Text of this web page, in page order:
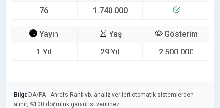
76
1.740.000
Yayın
1 Yıl
Yaş
29 Yıl
Gösterim
2.500.000
Bilgi: DA/PA - Ahrefs Rank vb. analiz verileri otomatik sistemlerden
alınır, %100 doğruluk garantisi verilmez.